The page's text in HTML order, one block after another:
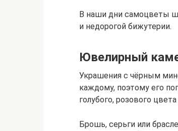
В наши дни самоцветы
и недорогой бижутерии.
Ювелирный
Украшения с чёрным
каждому, поэтому его
голубого, розового
Брошь, серьги или